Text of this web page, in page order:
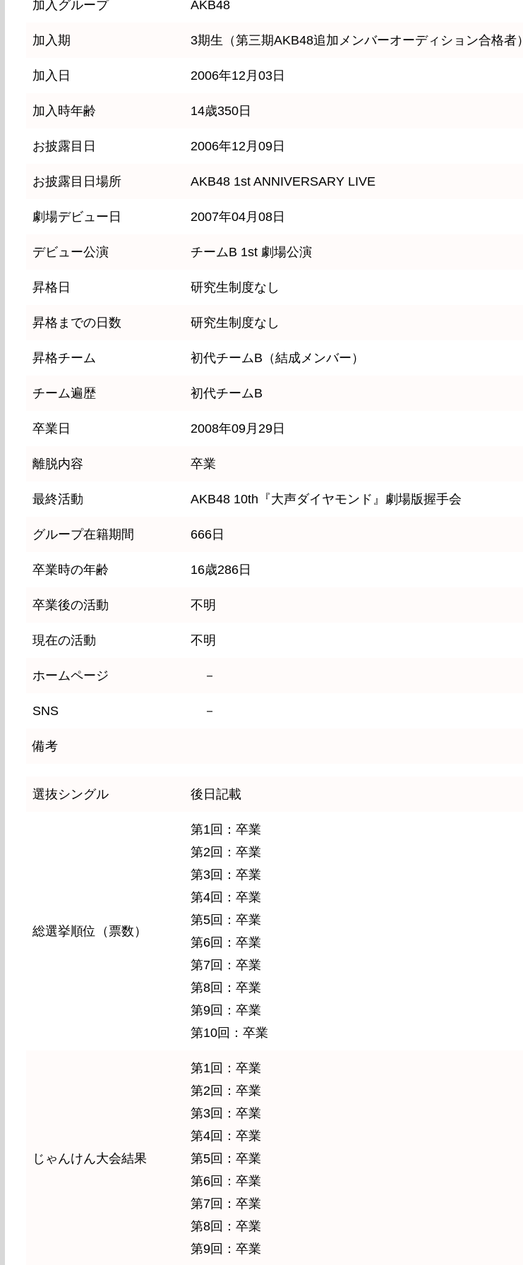
加入グループ AKB48
加入期 3期生（第三期AKB48追加メンバーオーディション合格者）
加入日 2006年12月03日
加入時年齢 14歳350日
お披露目日 2006年12月09日
お披露目日場所 AKB48 1st ANNIVERSARY LIVE
劇場デビュー日 2007年04月08日
デビュー公演 チームB 1st 劇場公演
昇格日 研究生制度なし
昇格までの日数 研究生制度なし
昇格チーム 初代チームB（結成メンバー）
チーム遍歴 初代チームB
卒業日 2008年09月29日
離脱内容 卒業
最終活動 AKB48 10th『大声ダイヤモンド』劇場版握手会
グループ在籍期間 666日
卒業時の年齢 16歳286日
卒業後の活動 不明
現在の活動 不明
ホームページ －
SNS －
備考
選抜シングル 後日記載
総選挙順位（票数）
第1回：卒業
第2回：卒業
第3回：卒業
第4回：卒業
第5回：卒業
第6回：卒業
第7回：卒業
第8回：卒業
第9回：卒業
第10回：卒業
じゃんけん大会結果
第1回：卒業
第2回：卒業
第3回：卒業
第4回：卒業
第5回：卒業
第6回：卒業
第7回：卒業
第8回：卒業
第9回：卒業